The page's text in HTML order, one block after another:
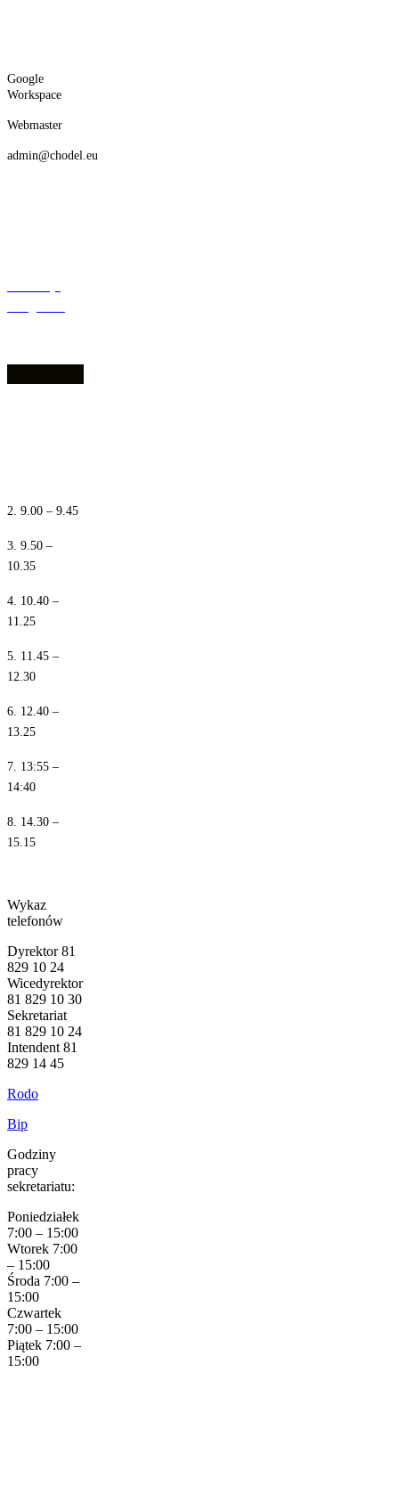
Google
Workspace
Webmaster
admin@chodel.eu
2. 9.00 – 9.45
3. 9.50 –
10.35
4. 10.40 –
11.25
5. 11.45 –
12.30
6. 12.40 –
13.25
7. 13:55 –
14:40
8. 14.30 –
15.15
Wykaz
telefonów
Dyrektor 81
829 10 24
Wicedyrektor
81 829 10 30
Sekretariat
81 829 10 24
Intendent 81
829 14 45
Rodo
Bip
Godziny
pracy
sekretariatu:
Poniedziałek
7:00 – 15:00
Wtorek 7:00
– 15:00
Środa 7:00 –
15:00
Czwartek
7:00 – 15:00
Piątek 7:00 –
15:00